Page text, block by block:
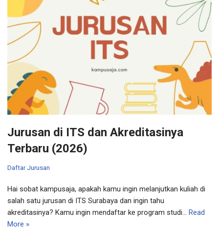
Jurusan di ITS dan Akreditasinya
Terbaru (2026)
Daftar Jurusan
Hai sobat kampusaja, apakah kamu ingin melanjutkan kuliah di
salah satu jurusan di ITS Surabaya dan ingin tahu
akreditasinya? Kamu ingin mendaftar ke program studi… Read
More »